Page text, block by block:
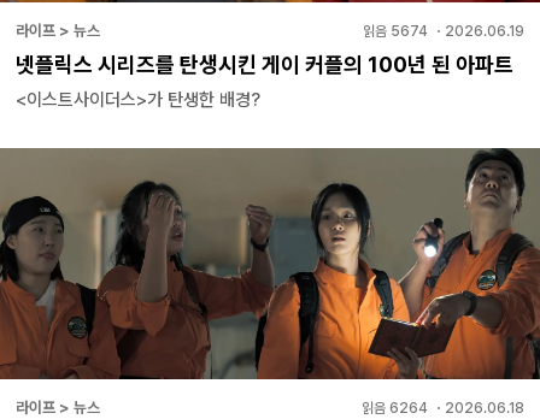
라이프 > 뉴스 읽음 5674 ・ 2026.06.19
넷플릭스 시리즈를 탄생시킨 게이 커플의 100년 된 아파트
<이스트사이더스>가 탄생한 배경?
라이프 > 뉴스 읽음 6264 ・ 2026.06.18